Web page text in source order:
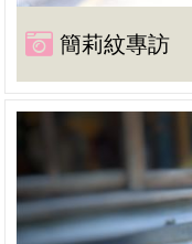
簡莉紋專訪